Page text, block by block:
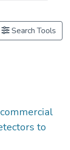
Search Tools
to